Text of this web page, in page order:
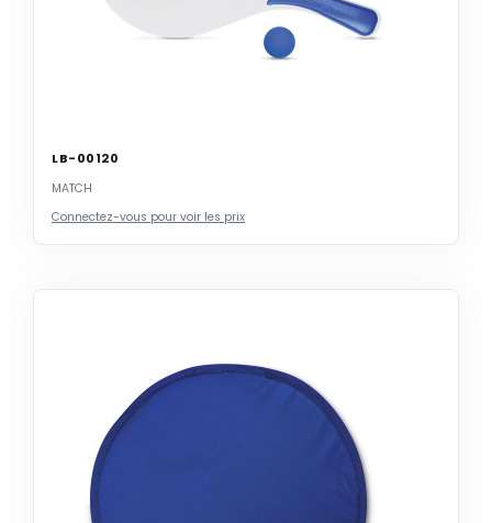
LB-00120
MATCH
Connectez-vous pour voir les prix